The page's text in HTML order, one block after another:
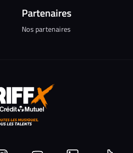
Partenaires
Nos partenaires